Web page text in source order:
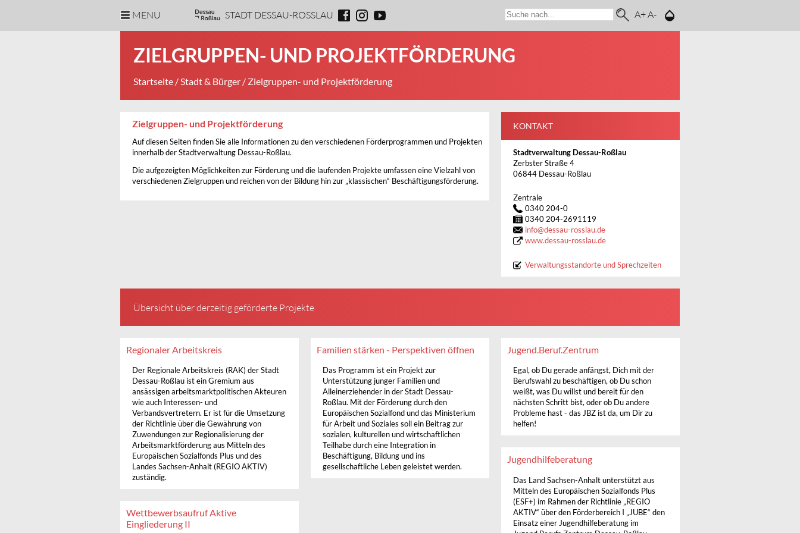
MENU STADT DESSAU-ROSSLAU A+A-
ZIELGRUPPEN- UND PROJEKTFÖRDERUNG
Startseite /Stadt & Bürger / Zielgruppen- und Projektförderung
Zielgruppen- und Projektförderung
Auf diesen Seiten finden Sie alle Informationen zu den verschiedenen Förderprogrammen und Projekten
innerhalb der Stadtverwaltung Dessau-Roßlau.
Die aufgezeigten Möglichkeiten zur Förderung und die laufenden Projekte umfassen eine Vielzahl von
verschiedenen Zielgruppen und reichen von der Bildung hin zur „klassischen“ Beschäftigungsförderung.
KONTAKT
Stadtverwaltung Dessau-Roßlau
Zerbster Straße 4
06844 Dessau-Roßlau
Zentrale
0340 204-0
0340 204-2691119
info@dessau-rosslau.de
www.dessau-rosslau.de
Verwaltungsstandorte und Sprechzeiten
Übersicht über derzeitig geförderte Projekte
Regionaler Arbeitskreis
Der Regionale Arbeitskreis (RAK) der Stadt
Dessau-Roßlau ist ein Gremium aus
ansässigen arbeitsmarktpolitischen Akteuren
wie auch Interessen- und
Verbandsvertretern. Er ist für die Umsetzung
der Richtlinie über die Gewährung von
Zuwendungen zur Regionalisierung der
Arbeitsmarktförderung aus Mitteln des
Europäischen Sozialfonds Plus und des
Landes Sachsen-Anhalt (REGIO AKTIV)
zuständig.
Wettbewerbsaufruf Aktive
Eingliederung II
Familien stärken - Perspektiven öffnen
Das Programm ist ein Projekt zur
Unterstützung junger Familien und
Alleinerziehender in der Stadt Dessau-
Roßlau. Mit der Förderung durch den
Europäischen Sozialfond und das Ministerium
für Arbeit und Soziales soll ein Beitrag zur
sozialen, kulturellen und wirtschaftlichen
Teilhabe durch eine Integration in
Beschäftigung, Bildung und ins
gesellschaftliche Leben geleistet werden.
Jugend.Beruf.Zentrum
Egal, ob Du gerade anfängst, Dich mit der
Berufswahl zu beschäftigen, ob Du schon
weißt, was Du willst und bereit für den
nächsten Schritt bist, oder ob Du andere
Probleme hast - das JBZ ist da, um Dir zu
helfen!
Jugendhilfeberatung
Das Land Sachsen-Anhalt unterstützt aus
Mitteln des Europäischen Sozialfonds Plus
(ESF+) im Rahmen der Richtlinie „REGIO
AKTIV“ über den Förderbereich I „JUBE“ den
Einsatz einer Jugendhilfeberatung im